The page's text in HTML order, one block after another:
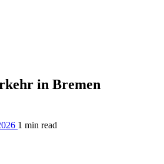
in Bremen
1 min read